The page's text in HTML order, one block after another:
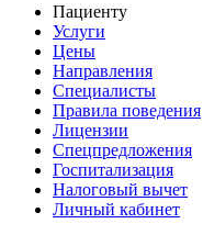
Пациенту
Услуги
Цены
Направления
Специалисты
Правила поведения
Лицензии
Спецпредложения
Госпитализация
Налоговый вычет
Личный кабинет